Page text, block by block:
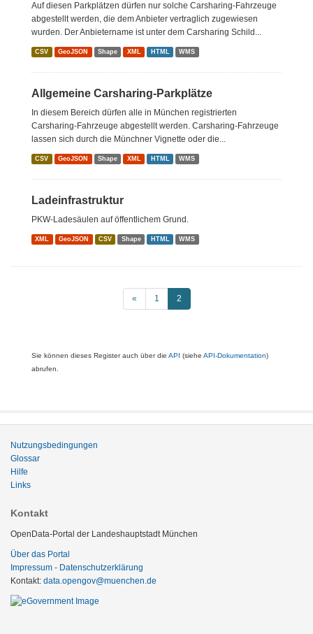
Auf diesen Parkplätzen dürfen nur solche Carsharing-Fahrzeuge
abgestellt werden, die dem Anbieter vertraglich zugewiesen
wurden. Der Anbietername ist unter dem Carsharing Schild...
CSV GeoJSON Shape XML HTML WMS
Allgemeine Carsharing-Parkplätze
In diesem Bereich dürfen alle in München registrierten
Carsharing-Fahrzeuge abgestellt werden. Carsharing-Fahrzeuge
lassen sich durch die Münchner Vignette oder die...
CSV GeoJSON Shape XML HTML WMS
Ladeinfrastruktur
PKW-Ladesäulen auf öffentlichem Grund.
XML GeoJSON CSV Shape HTML WMS
« 1 2
Sie können dieses Register auch über die API (siehe API-Dokumentation)
abrufen.
Nutzungsbedingungen
Glossar
Hilfe
Links
Kontakt
OpenData-Portal der Landeshauptstadt München
Über das Portal
Impressum - Datenschutzerklärung
Kontakt: data.opengov@muenchen.de